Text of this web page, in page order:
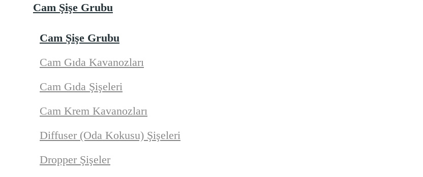
Cam Şişe Grubu
Cam Şişe Grubu
Cam Gıda Kavanozları
Cam Gıda Şişeleri
Cam Krem Kavanozları
Diffuser (Oda Kokusu) Şişeleri
Dropper Şişeler